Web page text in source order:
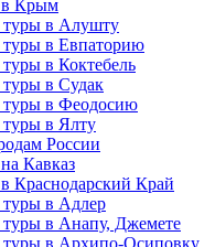
в Крым
туры в Алушту
в Евпаторию
в Коктебель
в Судак
туры в Феодосию
в Ялту
России
Кавказ
Краснодарский Край
в Адлер
в Анапу, Джемете
туры в Архипо-Осиповку